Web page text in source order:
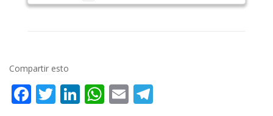
Compartir esto
Facebook
Twitter
LinkedIn
WhatsApp
Email